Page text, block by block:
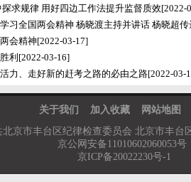
求规律 用好四边工作法提升监督质效[2022-
习全国两会精神 杨晓渡主持并讲话 杨晓超
会精神[2022-03-17]
利 [2022-03-16]
力、走好新的赶考之路的必由之路[2022-03-